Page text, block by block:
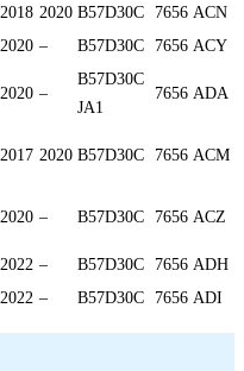
2018 2020 B57D30C 7656 ACN
2020 – B57D30C 7656 ACY
2020 –
B57D30C
JA1
7656 ADA
2017 2020 B57D30C 7656 ACM
2020 – B57D30C 7656 ACZ
2022 – B57D30C 7656 ADH
2022 – B57D30C 7656 ADI